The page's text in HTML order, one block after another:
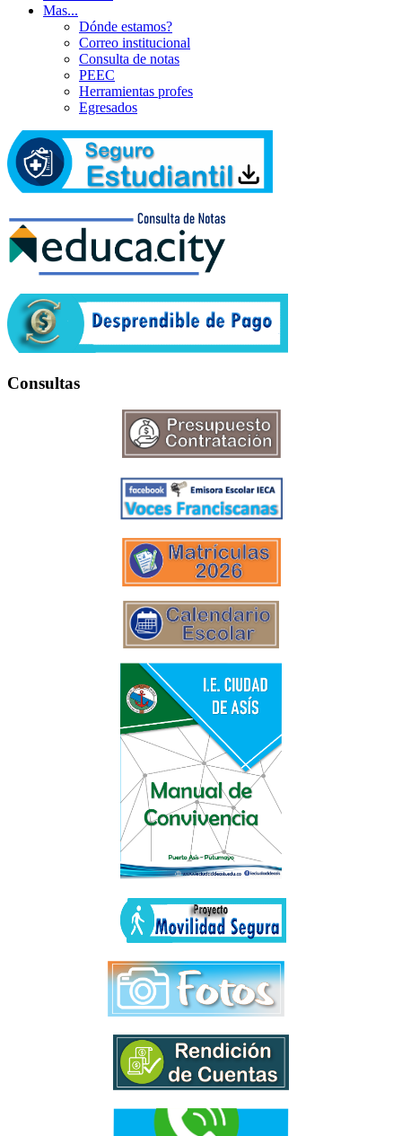
Mas...
Dónde estamos?
Correo institucional
Consulta de notas
PEEC
Herramientas profes
Egresados
Consultas